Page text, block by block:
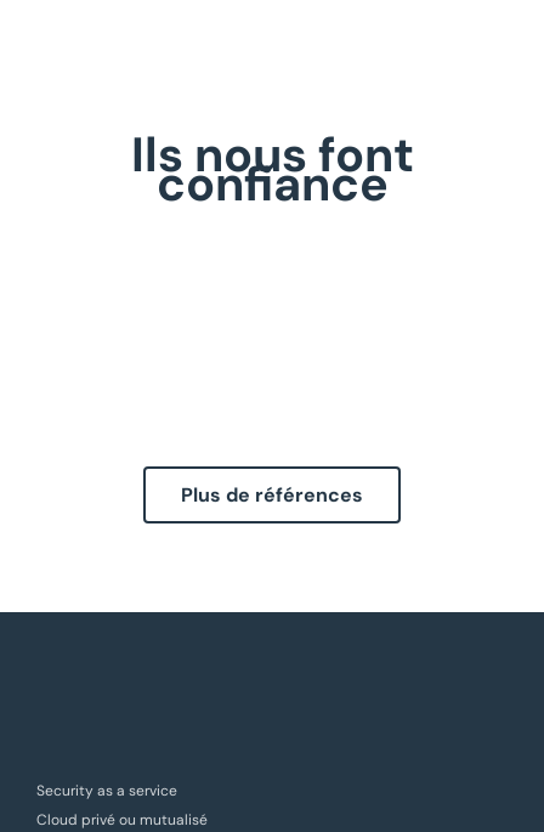
Ils nous font
confiance
Plus de références
Security as a service
Cloud privé ou mutualisé